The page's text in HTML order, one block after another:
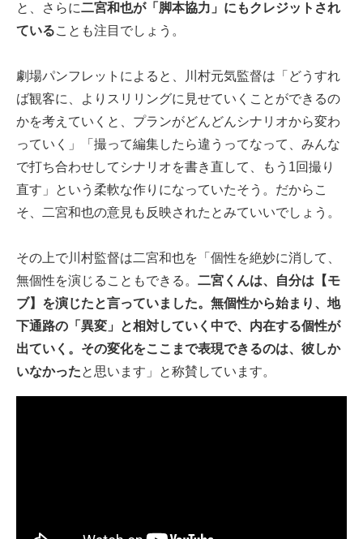
と、さらに二宮和也が「脚本協力」にもクレジットされ
ていることも注目でしょう。
劇場パンフレットによると、川村元気監督は「どうすれ
ば観客に、よりスリリングに見せていくことができるの
かを考えていくと、プランがどんどんシナリオから変わ
っていく」「撮って編集したら違うってなって、みんな
で打ち合わせしてシナリオを書き直して、もう1回撮り
直す」という柔軟な作りになっていたそう。だからこ
そ、二宮和也の意見も反映されたとみていいでしょう。
その上で川村監督は二宮和也を「個性を絶妙に消して、
無個性を演じることもできる。 二宮くんは、自分は【モ
ブ】を演じたと言っていました。無個性から始まり、地
下通路の「異変」と相対していく中で、内在する個性が
出ていく。その変化をここまで表現できるのは、彼しか
いなかったと思います」と称賛しています。